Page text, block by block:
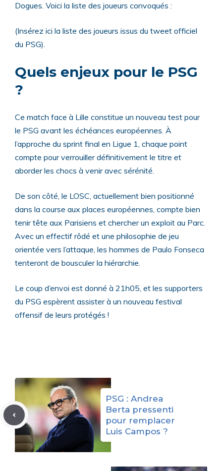
Dogues. Voici la liste des joueurs convoqués :
(Insérez ici la liste des joueurs issus du tweet officiel
du PSG).
Quels enjeux pour le PSG
?
Ce match face à Lille constitue un nouveau test pour
le PSG avant les échéances européennes. À
l’approche du sprint final en Ligue 1, chaque point
compte pour verrouiller définitivement le titre et
aborder les chocs à venir avec sérénité.
De son côté, le LOSC, actuellement bien positionné
dans la course aux places européennes, compte bien
tenir tête aux Parisiens et chercher un exploit au Parc.
Avec un effectif rôdé et une philosophie de jeu
orientée vers l’attaque, les hommes de Paulo Fonseca
tenteront de bousculer la hiérarchie.
Le coup d’envoi est donné à 21h05, et les supporters
du PSG espèrent assister à un nouveau festival
offensif de leurs protégés !
PSG : Andrea
Berta pressenti
pour remplacer
Luis Campos ?